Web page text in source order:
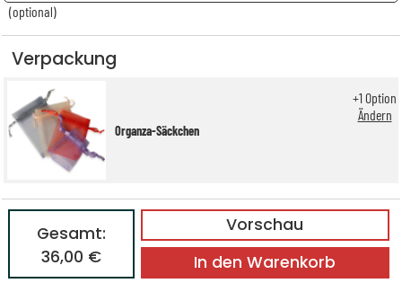
(optional)
Verpackung
Organza-Säckchen
+1Option
Ändern
Vorschau
Gesamt:
36,00 €
In den Warenkorb